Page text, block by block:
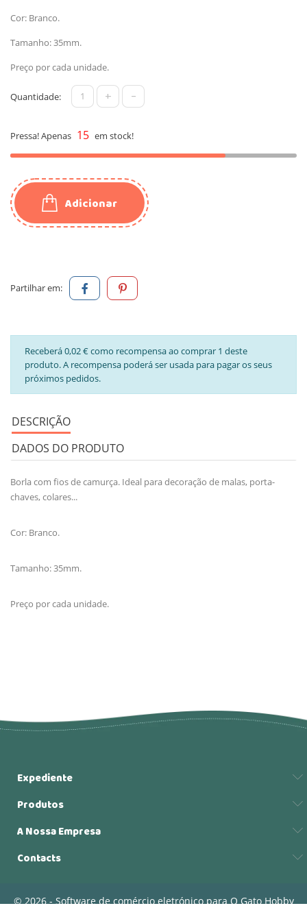
Cor: Branco.
Tamanho: 35mm.
Preço por cada unidade.
Quantidade: + -
Pressa! Apenas 15 em stock!
Adicionar
Partilhar em:
Receberá 0,02 € como recompensa ao comprar 1 deste
produto. A recompensa poderá ser usada para pagar os seus
próximos pedidos.
DESCRIÇÃO
DADOS DO PRODUTO
Borla com fios de camurça. Ideal para decoração de malas, porta-
chaves, colares...
Cor: Branco.
Tamanho: 35mm.
Preço por cada unidade.
Expediente
Produtos
A Nossa Empresa
Contacts
© 2026 - Software de comércio eletrónico para O Gato Hobby